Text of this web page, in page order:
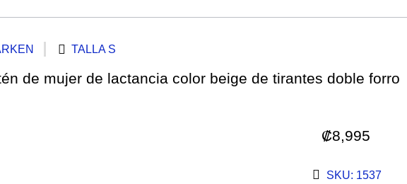
TALLA S
de mujer de lactancia color beige de tirantes doble forro
₡8,995
SKU: 1537